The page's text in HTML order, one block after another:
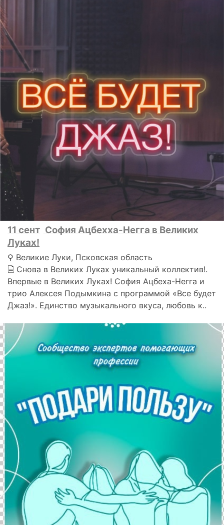
11 сент София Ацбехха-Негга в Великих
Луках!
⚲ Великие Луки, Псковская область
🗎 Снова в Великих Луках уникальный коллектив!.
Впервые в Великих Луках! София Ацбеха-Негга и
трио Алексея Подымкина с программой «Все будет
Джаз!». Единство музыкального вкуса, любовь к..